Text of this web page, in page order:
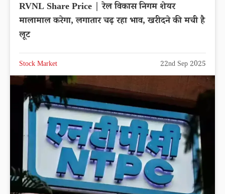
RVNL Share Price | रेल विकास निगम शेयर
मालामाल करेगा, लगातार चढ़ रहा भाव, खरीदने की मची है
लूट
Stock Market 22nd Sep 2025